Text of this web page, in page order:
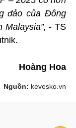
đảo của Đông
- TS
Hoàng Hoa
Nguồn: kevesko.vn